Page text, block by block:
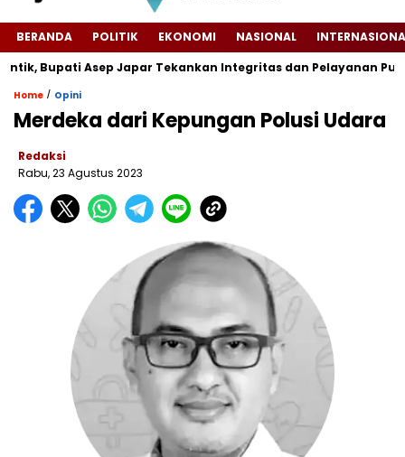
BERANDA POLITIK EKONOMI NASIONAL
Asep Japar Tekankan Integritas dan Pelayanan Publik
Home / Opini
Merdeka dari Kepungan Polusi Udara
Redaksi
Rabu, 23 Agustus 2023